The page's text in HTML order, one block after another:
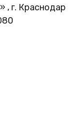
г. Краснодар